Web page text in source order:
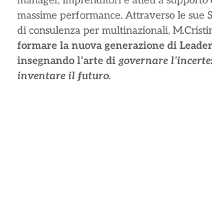
massime performance. Attraverso le sue
di consulenza per multinazionali,
formare la nuova generazione di
insegnando l’arte di governare
inventare il futuro.